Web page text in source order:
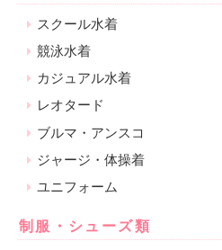
スクール水着
競泳水着
カジュアル水着
レオタード
ブルマ・アンスコ
ジャージ・体操着
ユニフォーム
制服・シューズ類